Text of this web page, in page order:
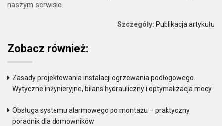
naszym serwisie.
Szczegóły: Publikacja artykułu
Zobacz również:
Zasady projektowania instalacji ogrzewania podłogowego.
Wytyczne inżynieryjne, bilans hydrauliczny i optymalizacja mocy
Obsługa systemu alarmowego po montażu – praktyczny
poradnik dla domowników